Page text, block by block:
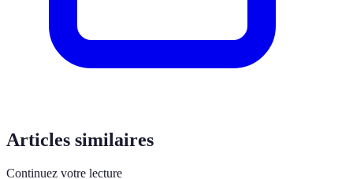
Articles similaires
Continuez votre lecture